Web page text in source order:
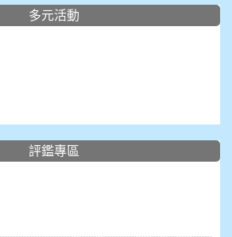
多元活動
評鑑專區